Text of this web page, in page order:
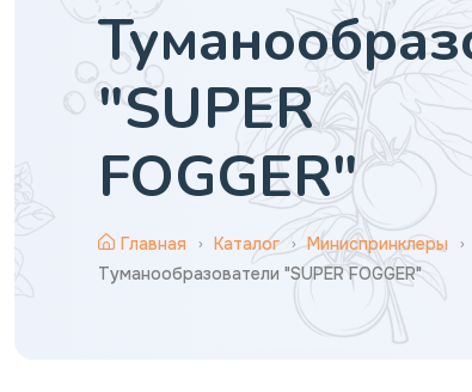
"SUPER
FOGGER"
Главная Каталог
Миниспринклеры
Туманообразователи "SUPER FOGGER"